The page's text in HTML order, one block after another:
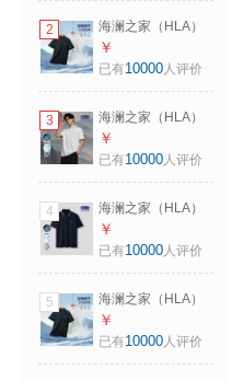
175/92A 推荐
137~150斤
2
海澜之家（HLA）
POLO衫男马年凉感
马上好运短袖男夏
180/96A 推荐
151~164斤
￥
已有10000人评价
3
海澜之家（HLA）
短袖POLO衫男山不
在高系列短袖男夏
175/92A 推荐
137~150斤
￥
已有10000人评价
4
海澜之家（HLA）
短袖POLO衫男山不
在高系列短袖男夏
180/96A 推荐
151~164斤
￥
已有10000人评价
5
海澜之家（HLA）
POLO衫男马年凉感
马上好运短袖男夏
￥
已有10000人评价